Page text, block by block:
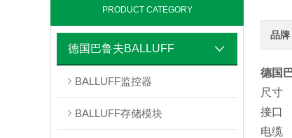
PRODUCT CATEGORY
德国巴鲁夫BALLUFF
BALLUFF监控器
BALLUFF存储模块
品牌
德国
尺
接
电